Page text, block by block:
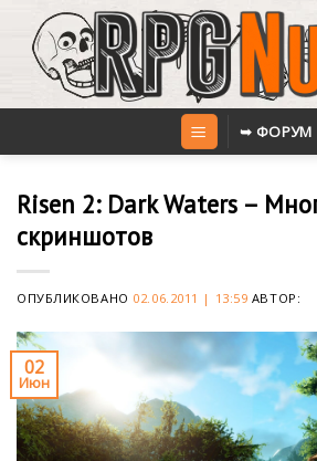
content
➥ ФОРУМ
Risen 2: Dark Waters –
скриншотов
ОПУБЛИКОВАНО 02.06.2011 | 13:59 АВТОР:
02
Июн